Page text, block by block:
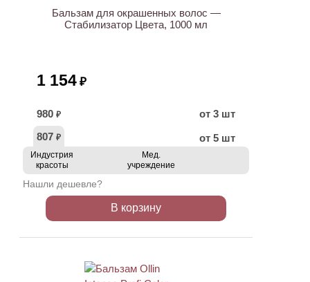
Бальзам для окрашенных волос —
Стабилизатор Цвета, 1000 мл
1 154 ₽
980 ₽
от 3 шт
807 ₽ от 5 шт
Индустрия
красоты
Мед.
учреждение
Нашли дешевле?
В корзину